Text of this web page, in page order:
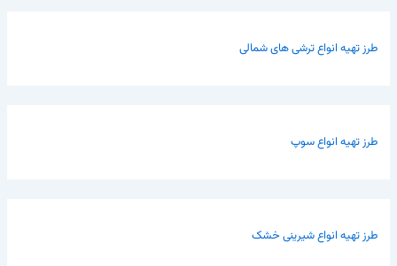
طرز تهیه انواع ترشی های شمالی
طرز تهیه انواع سوپ
طرز تهیه انواع شیرینی خشک